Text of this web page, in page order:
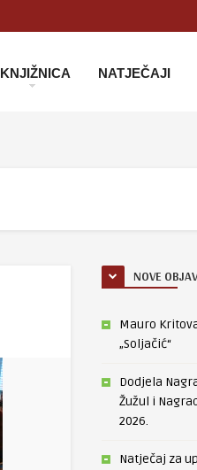
KNJIŽNICA NATJEČAJI
NOVE
Mauro
„Soljačić“
Dodjela
Žužul i
2026.
Natječaj za